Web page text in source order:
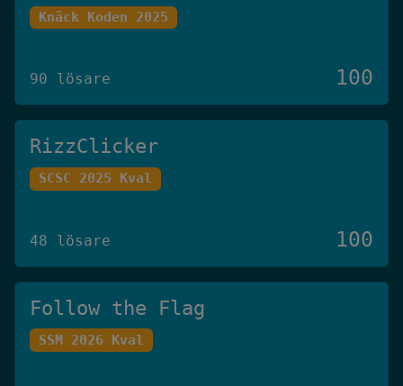
Knäck Koden 2025
90 lösare 100
RizzClicker
SCSC 2025 Kval
48 lösare 100
Follow the Flag
SSM 2026 Kval